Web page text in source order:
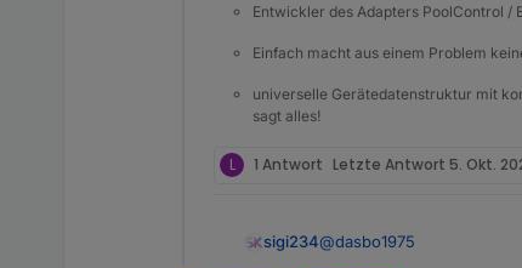
Entwickler des Adapters PoolControl /
Einfach macht aus einem Problem
universelle Gerätedatenstruktur mit
sagt alles!
L 1 Antwort Letzte Antwort 5. Okt.
sigi234@dasbo1975